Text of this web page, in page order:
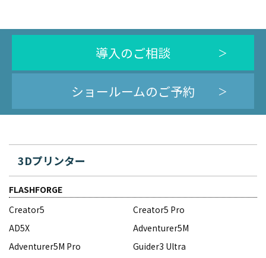
導入のご相談
ショールームのご予約
3Dプリンター
FLASHFORGE
Creator5
Creator5 Pro
AD5X
Adventurer5M
Adventurer5M Pro
Guider3 Ultra